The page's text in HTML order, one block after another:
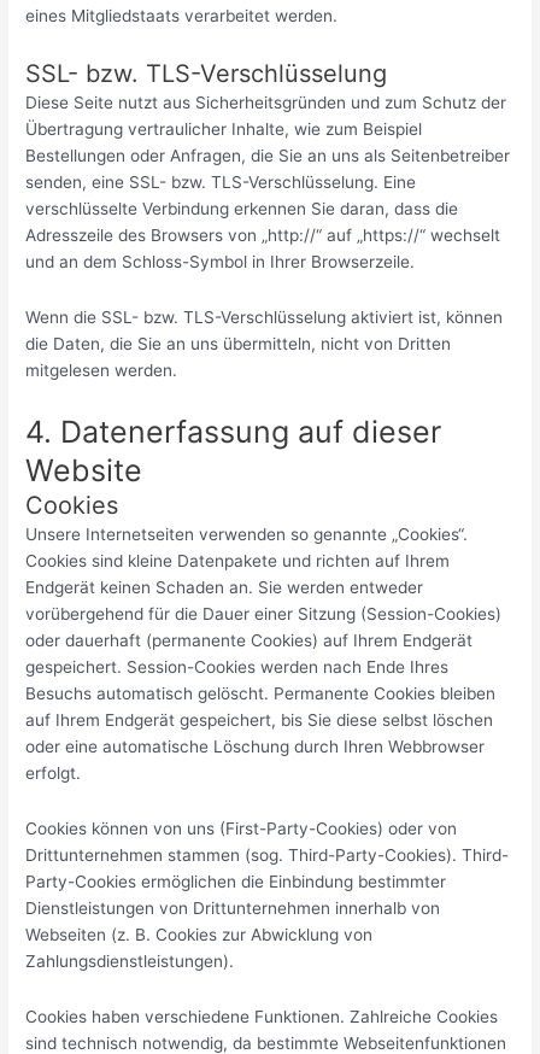
eines Mitgliedstaats verarbeitet werden.
SSL- bzw. TLS-Verschlüsselung
Diese Seite nutzt aus Sicherheitsgründen und zum Schutz der
Übertragung vertraulicher Inhalte, wie zum Beispiel
Bestellungen oder Anfragen, die Sie an uns als Seitenbetreiber
senden, eine SSL- bzw. TLS-Verschlüsselung. Eine
verschlüsselte Verbindung erkennen Sie daran, dass die
Adresszeile des Browsers von „http://“ auf „https://“ wechselt
und an dem Schloss-Symbol in Ihrer Browserzeile.
Wenn die SSL- bzw. TLS-Verschlüsselung aktiviert ist, können
die Daten, die Sie an uns übermitteln, nicht von Dritten
mitgelesen werden.
4. Datenerfassung auf dieser
Website
Cookies
Unsere Internetseiten verwenden so genannte „Cookies“.
Cookies sind kleine Datenpakete und richten auf Ihrem
Endgerät keinen Schaden an. Sie werden entweder
vorübergehend für die Dauer einer Sitzung (Session-Cookies)
oder dauerhaft (permanente Cookies) auf Ihrem Endgerät
gespeichert. Session-Cookies werden nach Ende Ihres
Besuchs automatisch gelöscht. Permanente Cookies bleiben
auf Ihrem Endgerät gespeichert, bis Sie diese selbst löschen
oder eine automatische Löschung durch Ihren Webbrowser
erfolgt.
Cookies können von uns (First-Party-Cookies) oder von
Drittunternehmen stammen (sog. Third-Party-Cookies). Third-
Party-Cookies ermöglichen die Einbindung bestimmter
Dienstleistungen von Drittunternehmen innerhalb von
Webseiten (z. B. Cookies zur Abwicklung von
Zahlungsdienstleistungen).
Cookies haben verschiedene Funktionen. Zahlreiche Cookies
sind technisch notwendig, da bestimmte Webseitenfunktionen